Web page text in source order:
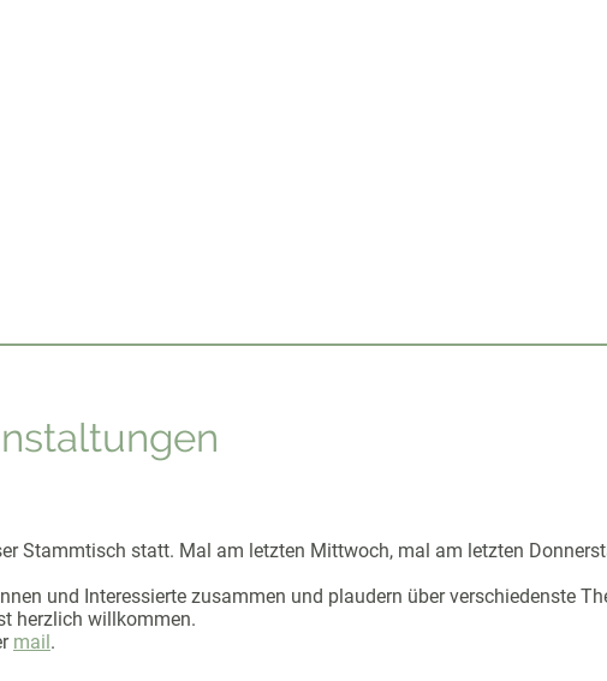
Stammtisch statt. Mal am letzten Mittwoch, mal am letzten
und Interessierte zusammen und plaudern über verschiedenste
herzlich willkommen.
mail.